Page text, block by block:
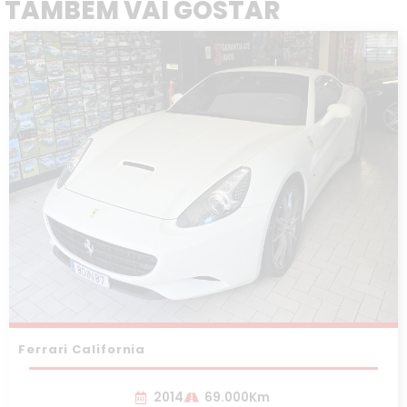
TAMBÉM VAI GOSTAR
Ferrari California
2014
69.000Km